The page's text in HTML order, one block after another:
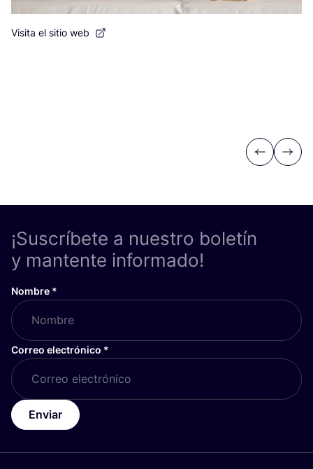
Visita el sitio web
Previous
Next
¡Suscríbete a nuestro boletín
y mantente informado!
Nombre *
Correo electrónico *
Enviar